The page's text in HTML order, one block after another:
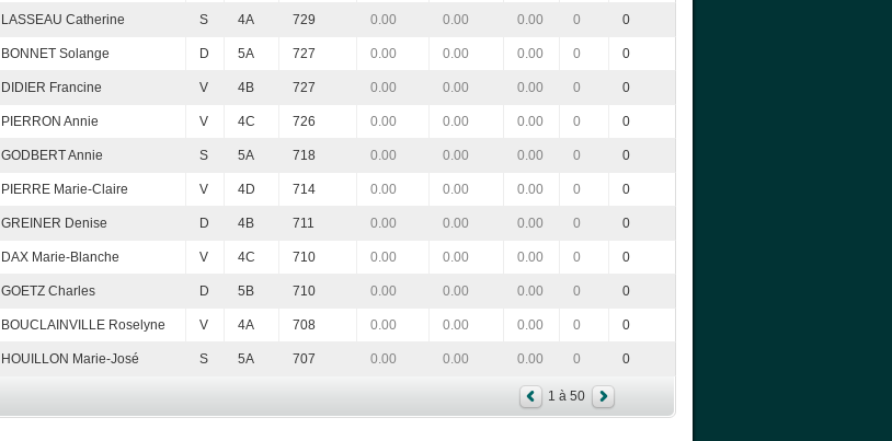
LASSEAU Catherine S 4A 729 0.00 0.00 0.00 0 0
BONNET Solange D 5A 727 0.00 0.00 0.00 0 0
DIDIER Francine V 4B 727 0.00 0.00 0.00 0 0
PIERRON Annie V 4C 726 0.00 0.00 0.00 0 0
GODBERT Annie S 5A 718 0.00 0.00 0.00 0 0
PIERRE Marie-Claire V 4D 714 0.00 0.00 0.00 0 0
GREINER Denise D 4B 711 0.00 0.00 0.00 0 0
DAX Marie-Blanche V 4C 710 0.00 0.00 0.00 0 0
GOETZ Charles D 5B 710 0.00 0.00 0.00 0 0
BOUCLAINVILLE Roselyne V 4A 708 0.00 0.00 0.00 0 0
HOUILLON Marie-José S 5A 707 0.00 0.00 0.00 0 0
1 à 50